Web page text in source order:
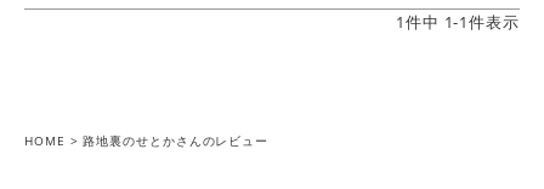
1件中 1-1件表示
HOME 路地裏のせとかさんのレビュー